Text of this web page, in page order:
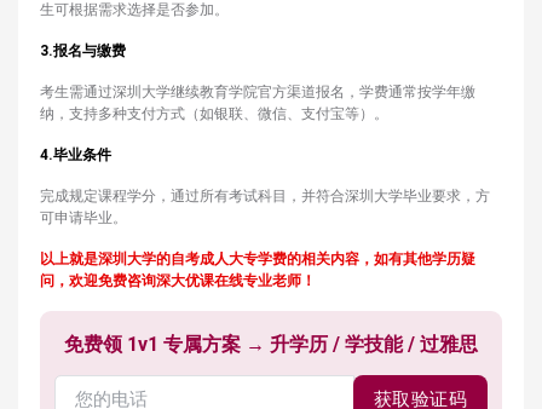
生可根据需求选择是否参加。
3.报名与缴费
考生需通过深圳大学继续教育学院官方渠道报名，学费通常按学年缴
纳，支持多种支付方式（如银联、微信、支付宝等）。
4.毕业条件
完成规定课程学分，通过所有考试科目，并符合深圳大学毕业要求，方
可申请毕业。
以上就是深圳大学的自考成人大专学费的相关内容，如有其他学历疑
问，欢迎免费咨询深大优课在线专业老师！
免费领 1v1 专属方案 → 升学历 / 学技能 / 过雅思
获取验证码